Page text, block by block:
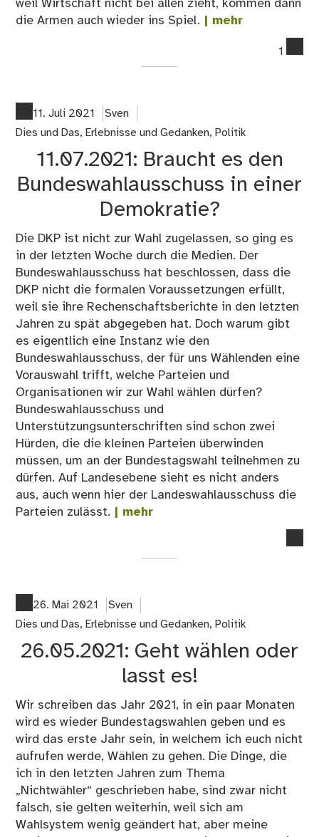
weil Wirtschaft nicht bei allen zieht, kommen dann
die Armen auch wieder ins Spiel. | mehr
1
11. Juli 2021
Sven
Dies und Das, Erlebnisse und Gedanken, Politik
11.07.2021: Braucht es den
Bundeswahlausschuss in einer
Demokratie?
Die DKP ist nicht zur Wahl zugelassen, so ging es
in der letzten Woche durch die Medien. Der
Bundeswahlausschuss hat beschlossen, dass die
DKP nicht die formalen Voraussetzungen erfüllt,
weil sie ihre Rechenschaftsberichte in den letzten
Jahren zu spät abgegeben hat. Doch warum gibt
es eigentlich eine Instanz wie den
Bundeswahlausschuss, der für uns Wählenden eine
Vorauswahl trifft, welche Parteien und
Organisationen wir zur Wahl wählen dürfen?
Bundeswahlausschuss und
Unterstützungsunterschriften sind schon zwei
Hürden, die die kleinen Parteien überwinden
müssen, um an der Bundestagswahl teilnehmen zu
dürfen. Auf Landesebene sieht es nicht anders
aus, auch wenn hier der Landeswahlausschuss die
Parteien zulässt. | mehr
26. Mai 2021
Sven
Dies und Das, Erlebnisse und Gedanken, Politik
26.05.2021: Geht wählen oder
lasst es!
Wir schreiben das Jahr 2021, in ein paar Monaten
wird es wieder Bundestagswahlen geben und es
wird das erste Jahr sein, in welchem ich euch nicht
aufrufen werde, Wählen zu gehen. Die Dinge, die
ich in den letzten Jahren zum Thema
„Nichtwähler“ geschrieben habe, sind zwar nicht
falsch, sie gelten weiterhin, weil sich am
Wahlsystem wenig geändert hat, aber meine